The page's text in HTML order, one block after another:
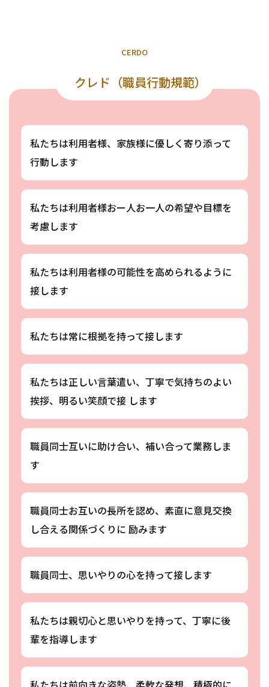
CERDO
クレド（職員行動規範）
私たちは利用者様、家族様に優しく寄り添って
行動します
私たちは利用者様おー人お一人の希望や目標を
考慮します
私たちは利用者様の可能性を高められるように
接します
私たちは常に根拠を持って接します
私たちは正しい言葉遣い、丁寧で気持ちのよい
挨拶、明るい笑顔で接 します
職員同士互いに助け合い、補い合って業務しま
す
職員同士お互いの長所を認め、素直に意見交換
し合える関係づくりに 励みます
職員同士、思いやりの心を持って接します
私たちは親切心と思いやりを持って、丁寧に後
輩を指導します